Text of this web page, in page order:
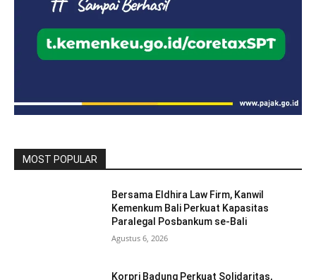
MOST POPULAR
Bersama Eldhira Law Firm, Kanwil
Kemenkum Bali Perkuat Kapasitas
Paralegal Posbankum se-Bali
Agustus 6, 2026
Korpri Badung Perkuat Solidaritas,